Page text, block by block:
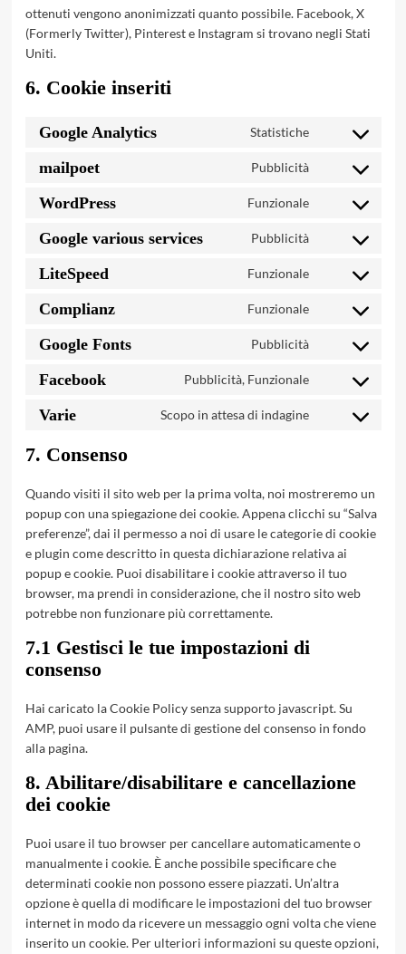
ottenuti vengono anonimizzati quanto possibile. Facebook, X
(Formerly Twitter), Pinterest e Instagram si trovano negli Stati
Uniti.
6. Cookie inseriti
Google Analytics Statistiche
Consent
service
google-
mailpoet Pubblicità
Consent
service
mailpoet
WordPress Funzionale
Consent
service
wordpress
Google various services Pubblicità
Consent
service
google-
services
LiteSpeed Funzionale
Consent
service
litespeed
Complianz Funzionale
Consent
service
complianz
Google Fonts Pubblicità
Consent
service
google-
Facebook Pubblicità, Funzionale
Consent
service
Varie Scopo in attesa di indagine
Consent
7. Consenso
Quando visiti il sito web per la prima volta, noi mostreremo un
popup con una spiegazione dei cookie. Appena clicchi su “Salva
preferenze”, dai il permesso a noi di usare le categorie di cookie
e plugin come descritto in questa dichiarazione relativa ai
popup e cookie. Puoi disabilitare i cookie attraverso il tuo
browser, ma prendi in considerazione, che il nostro sito web
potrebbe non funzionare più correttamente.
7.1 Gestisci le tue impostazioni di
consenso
Hai caricato la Cookie Policy senza supporto javascript. Su
AMP, puoi usare il pulsante di gestione del consenso in fondo
alla pagina.
8. Abilitare/disabilitare e cancellazione
dei cookie
Puoi usare il tuo browser per cancellare automaticamente o
manualmente i cookie. È anche possibile specificare che
determinati cookie non possono essere piazzati. Un’altra
opzione è quella di modificare le impostazioni del tuo browser
internet in modo da ricevere un messaggio ogni volta che viene
inserito un cookie. Per ulteriori informazioni su queste opzioni,